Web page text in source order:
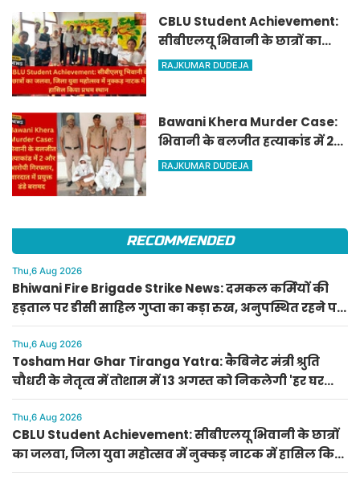
CBLU Student Achievement:
सीबीएलयू भिवानी के छात्रों का
जलवा, जिला युवा महोत्सव में
RAJKUMAR DUDEJA
Bawani Khera Murder Case:
भिवानी के बलजीत हत्याकांड में 2
और आरोपी गिरफ्तार, वारदात में
RAJKUMAR DUDEJA
RECOMMENDED
Thu,6 Aug 2026
Bhiwani Fire Brigade Strike News: दमकल कर्मियों की
हड़ताल पर डीसी साहिल गुप्ता का कड़ा रुख, अनुपस्थित रहने पर
होगी सख्त कार्रवाई
Thu,6 Aug 2026
Tosham Har Ghar Tiranga Yatra: कैबिनेट मंत्री श्रुति
चौधरी के नेतृत्व में तोशाम में 13 अगस्त को निकलेगी 'हर घर
तिरंगा यात्रा'
Thu,6 Aug 2026
CBLU Student Achievement: सीबीएलयू भिवानी के छात्रों
का जलवा, जिला युवा महोत्सव में नुक्कड़ नाटक में हासिल किया
प्रथम स्थान